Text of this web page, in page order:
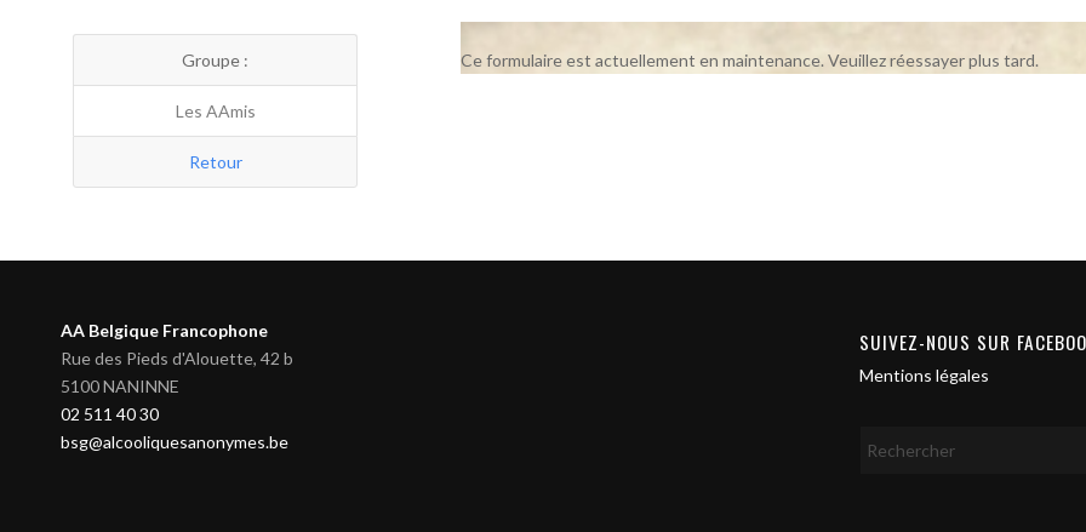
Groupe :
Les AAmis
Retour
Ce formulaire est actuellement en maintenance. Veuillez réessayer plus tard.
AA Belgique Francophone
Rue des Pieds d'Alouette, 42 b
5100 NANINNE
02 511 40 30
bsg@alcooliquesanonymes.be
SUIVEZ-NOUS SUR
Mentions légales